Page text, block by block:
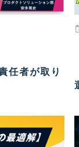
任者が取り